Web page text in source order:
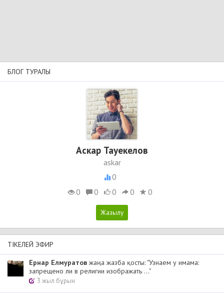
БЛОГ ТУРАЛЫ
Аскар Тауекелов
askar
0
0
0 0 0 0
ТІКЕЛЕЙ ЭФИР
Ернар Елмуратов жаңа жазба қосты: "Узнаем у имама:
запрещено ли в религии изображать ..."
3 жыл бұрын